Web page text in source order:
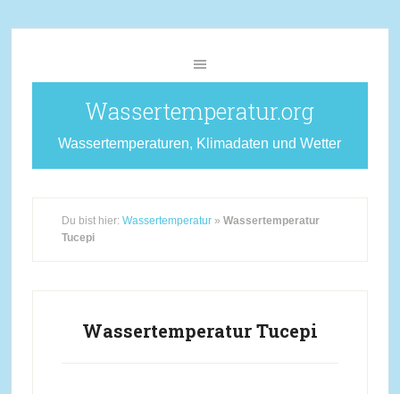
Wassertemperatur.org
Wassertemperaturen, Klimadaten und Wetter
Du bist hier: Wassertemperatur» Wassertemperatur
Tucepi
Wassertemperatur Tucepi